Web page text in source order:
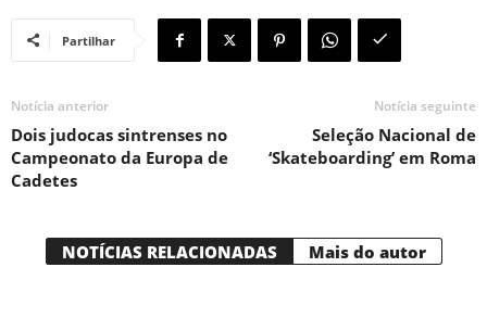
Partilhar
Notícia anterior
Dois judocas sintrenses no
Campeonato da Europa de
Cadetes
Notícia seguinte
Seleção Nacional de
‘Skateboarding’ em Roma
NOTÍCIAS RELACIONADAS Mais do autor